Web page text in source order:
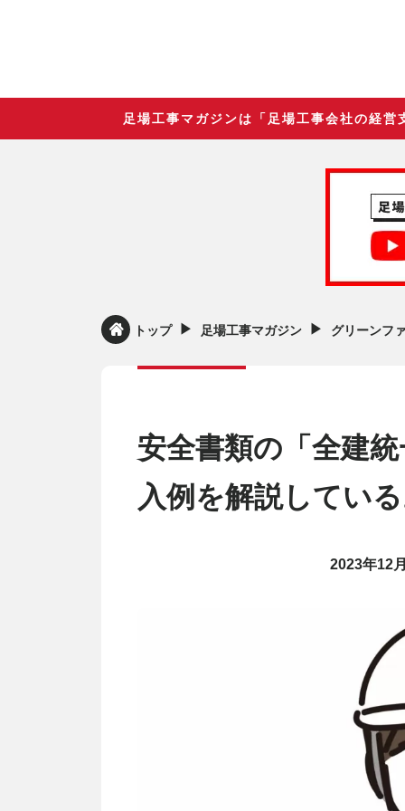
足場工事マガジンは「足場工事会社の経
トップ ▶︎ 足場工事マガジン ▶︎ グリーンフ
安全書類の「全建
入例を解説してい
2023年12